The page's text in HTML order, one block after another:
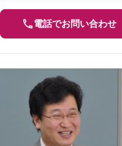
電話でお問い合わせ